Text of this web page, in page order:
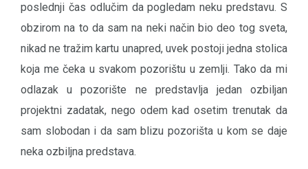
poslednji čas odlučim da pogledam neku predstavu. S
obzirom na to da sam na neki način bio deo tog sveta,
nikad ne tražim kartu unapred, uvek postoji jedna stolica
koja me čeka u svakom pozorištu u zemlji. Tako da mi
odlazak u pozorište ne predstavlja jedan ozbiljan
projektni zadatak, nego odem kad osetim trenutak da
sam slobodan i da sam blizu pozorišta u kom se daje
neka ozbiljna predstava.